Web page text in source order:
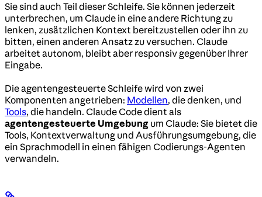
Sie sind auch Teil dieser Schleife. Sie können jederzeit
unterbrechen, um Claude in eine andere Richtung zu
lenken, zusätzlichen Kontext bereitzustellen oder ihn zu
bitten, einen anderen Ansatz zu versuchen. Claude
arbeitet autonom, bleibt aber responsiv gegenüber Ihrer
Eingabe.
Die agentengesteuerte Schleife wird von zwei
Komponenten angetrieben: Modellen, die denken, und
Tools, die handeln. Claude Code dient als
agentengesteuerte Umgebung um Claude: Sie bietet die
Tools, Kontextverwaltung und Ausführungsumgebung, die
ein Sprachmodell in einen fähigen Codierungs-Agenten
verwandeln.